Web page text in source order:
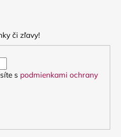
či zľavy!
s podmienkami ochrany